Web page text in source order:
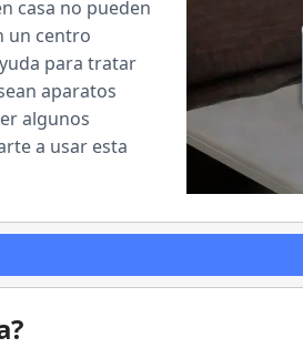
casa no pueden
un centro
para tratar
aparatos
algunos
a usar esta